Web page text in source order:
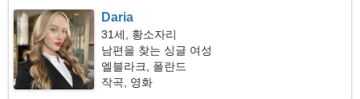
Daria
31세, 황소자리
남편을 찾는 싱글 여성
엘블라크, 폴란드
작곡, 영화